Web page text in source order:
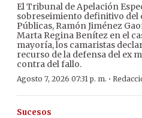
El Tribunal de Apelación
sobreseimiento definitivo del
Públicas, Ramón Jiménez
Marta Regina Benítez en el
mayoría, los camaristas
recurso de la defensa del ex
contra del fallo.
Agosto 7, 2026 07:31 p. m. ·
Sucesos